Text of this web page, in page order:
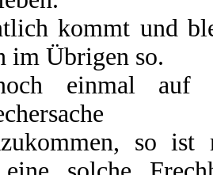
kommt und
im Übrigen so.
einmal auf
so ist